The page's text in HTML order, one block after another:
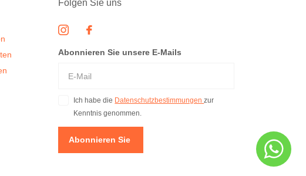
Folgen Sie uns
Abonnieren Sie unsere E-Mails
Ich habe die Datenschutzbestimmungenzur
Kenntnis genommen.
Abonnieren Sie